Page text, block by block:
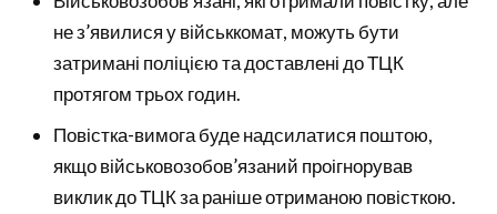
не з’явилися у військкомат, можуть бути
затримані поліцією та доставлені до ТЦК
протягом трьох годин.
Повістка-вимога буде надсилатися поштою,
якщо військовозобов’язаний проігнорував
виклик до ТЦК за раніше отриманою повісткою.